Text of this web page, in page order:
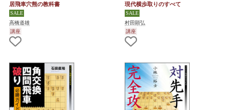
居飛車穴熊の教科書
高橋道雄
講座
現代横歩取りのすべて
村田顕弘
講座